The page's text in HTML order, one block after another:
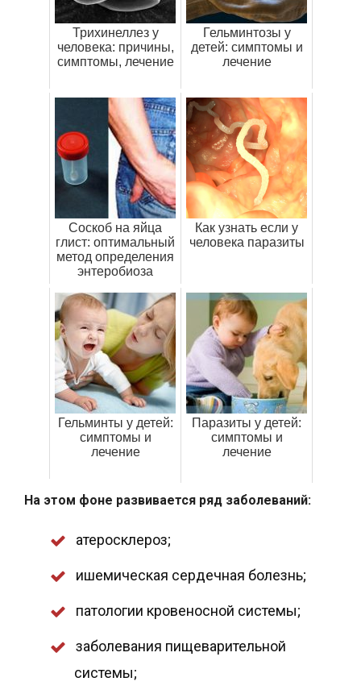
Трихинеллез у
человека: причины,
симптомы, лечение
Гельминтозы у
детей: симптомы и
лечение
Соскоб на яйца
глист: оптимальный
метод определения
энтеробиоза
Как узнать если у
человека паразиты
Гельминты у детей:
симптомы и
лечение
Паразиты у детей:
симптомы и
лечение
На этом фоне развивается ряд заболеваний:
атеросклероз;
ишемическая сердечная болезнь;
патологии кровеносной системы;
заболевания пищеварительной
системы;